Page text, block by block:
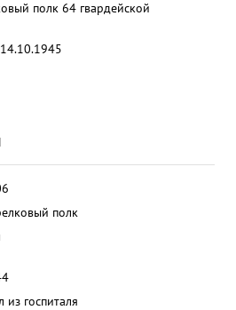
полк 64 гвардейской
полк
из госпиталя